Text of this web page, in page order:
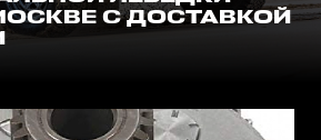
С ДОСТАВКОЙ